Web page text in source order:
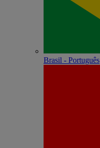
Brasil - Português